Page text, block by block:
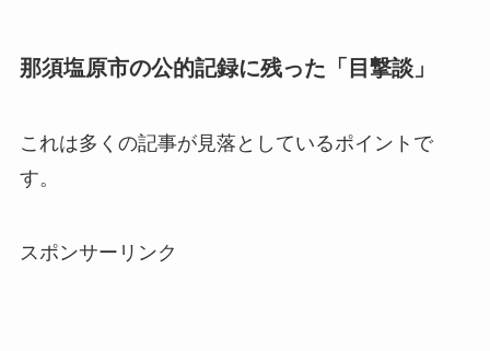
那須塩原市の公的記録に残った「目撃談」
これは多くの記事が見落としているポイントで
す。
スポンサーリンク